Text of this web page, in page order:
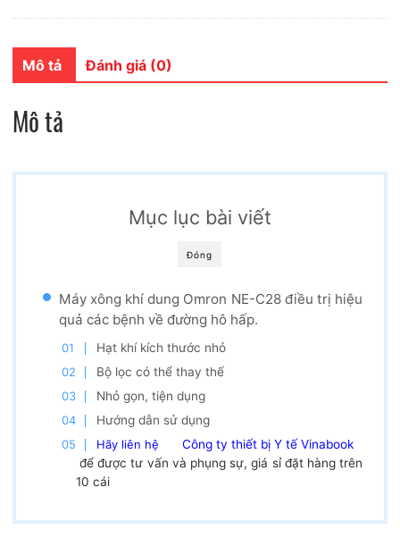
Mô tả Đánh giá (0)
Mô tả
Đóng
Mục lục bài viết
Máy xông khí dung Omron NE-C28 điều trị hiệu
quả các bệnh về đường hô hấp.
Hạt khí kích thước nhỏ
Bộ lọc có thể thay thế
Nhỏ gọn, tiện dụng
Hướng dẫn sử dụng
Hãy liên hệ
Công ty thiết bị Y tế Vinabook
để được tư vấn và phụng sự, giá sỉ đặt hàng trên
10 cái